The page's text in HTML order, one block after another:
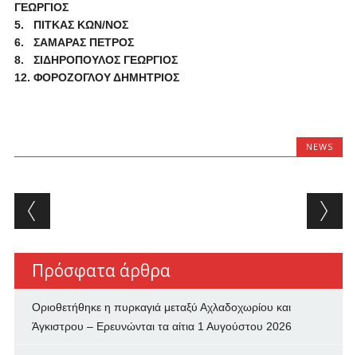
ΓΕΩΡΓΙΟΣ
5. ΠΙΤΚΑΣ ΚΩΝ/ΝΟΣ
6. ΣΑΜΑΡΑΣ ΠΕΤΡΟΣ
8. ΣΙΔΗΡΟΠΟΥΛΟΣ ΓΕΩΡΓΙΟΣ
12. ΦΟΡΟΖΟΓΛΟΥ ΔΗΜΗΤΡΙΟΣ
NEWS
Post navigation
Πρόσφατα άρθρα
Οριοθετήθηκε η πυρκαγιά μεταξύ Αχλαδοχωρίου και
Άγκιστρου – Ερευνώνται τα αίτια 1 Αυγούστου 2026